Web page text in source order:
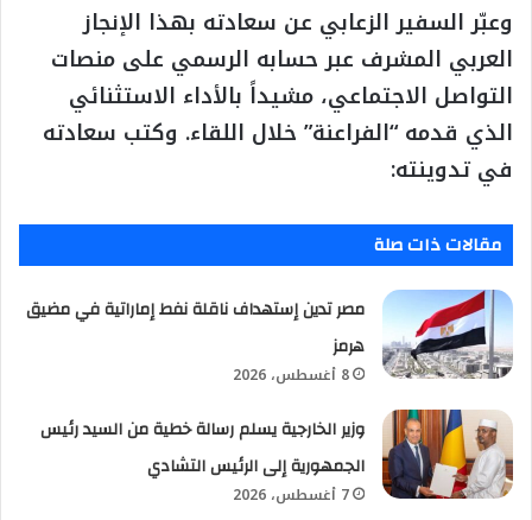
وعبّر السفير الزعابي عن سعادته بهذا الإنجاز
العربي المشرف عبر حسابه الرسمي على منصات
التواصل الاجتماعي، مشيداً بالأداء الاستثنائي
الذي قدمه “الفراعنة” خلال اللقاء. وكتب سعادته
في تدوينته:
مقالات ذات صلة
مصر تدين إستهداف ناقلة نفط إماراتية في مضيق
هرمز
8 أغسطس، 2026
وزير الخارجية يسلم رسالة خطية من السيد رئيس
الجمهورية إلى الرئيس التشادي
7 أغسطس، 2026